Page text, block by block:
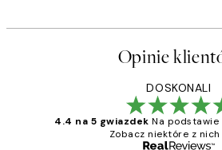
Opinie
DOSKONALI
4.4 na 5 gwiazdek Na
Zobacz niektóre z